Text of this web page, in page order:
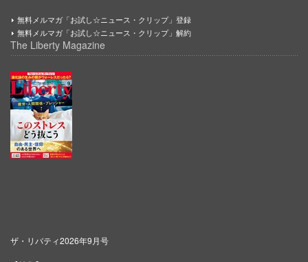
無料メルマガ「お試し☆ニュース・クリップ」登録
無料メルマガ「お試し☆ニュース・クリップ」解約
The Liberty Magazine
ザ・リバティ2026年9月号